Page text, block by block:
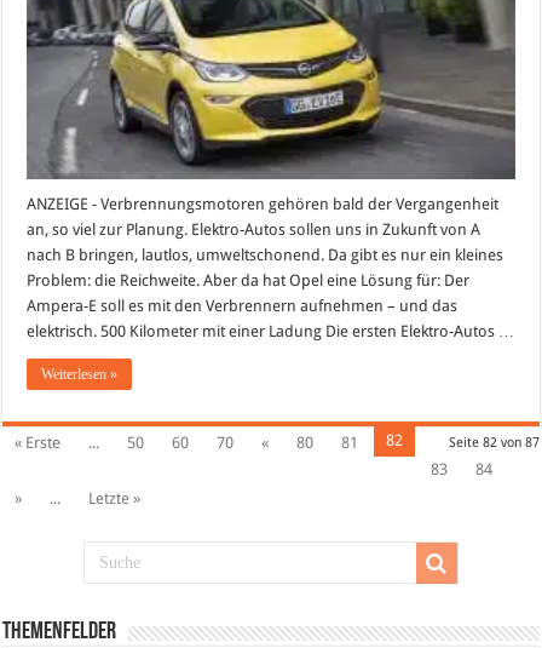
Überraschend
große
Reichweite
ANZEIGE - Verbrennungsmotoren gehören bald der Vergangenheit
an, so viel zur Planung. Elektro-Autos sollen uns in Zukunft von A
nach B bringen, lautlos, umweltschonend. Da gibt es nur ein kleines
Problem: die Reichweite. Aber da hat Opel eine Lösung für: Der
Ampera-E soll es mit den Verbrennern aufnehmen – und das
elektrisch. 500 Kilometer mit einer Ladung Die ersten Elektro-Autos …
Weiterlesen »
Seite 82 von 87
« Erste ... 50 60 70 « 80 81
82
83
84
»
... Letzte »
Themenfelder